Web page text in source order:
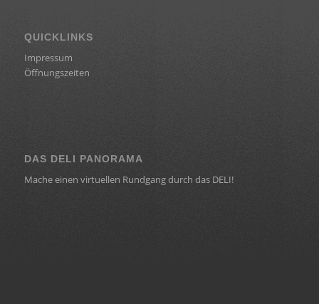
QUICKLINKS
Impressum
Öffnungszeiten
DAS DELI PANORAMA
Mache einen virtuellen Rundgang durch das DELI!